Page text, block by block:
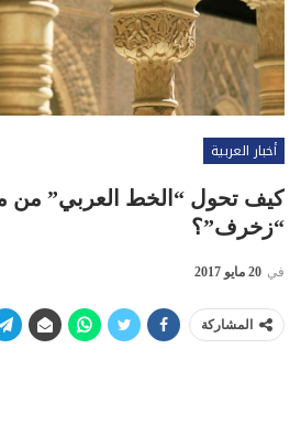
أخبار العربية
كيف تحول “الخط العربي” من
“زخرف”؟
في 20 مايو 2017
المشاركة